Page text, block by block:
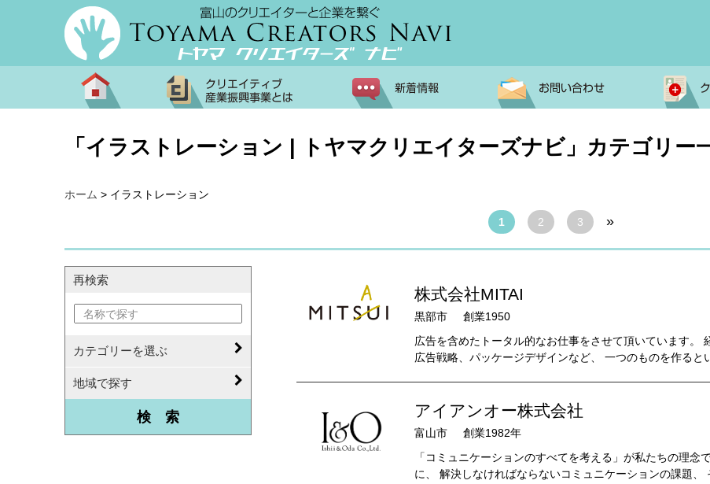
「イラストレーション | トヤマクリエイターズナビ」カテゴリー
ホーム > イラストレーション
1 2 3 »
再検索
名称で探す
カテゴリーを選ぶ
地域で探す
株式会社MITAI
黒部市
創業1950
広告を含めたトータル的なお仕事をさせて頂いています。
広告戦略、パッケージデザインなど、 一つのものを作ると
アイアンオー株式会社
富山市
創業1982年
「コミュニケーションのすべてを考える」が私たちの理
に、 解決しなければならないコミュニケーションの課題、